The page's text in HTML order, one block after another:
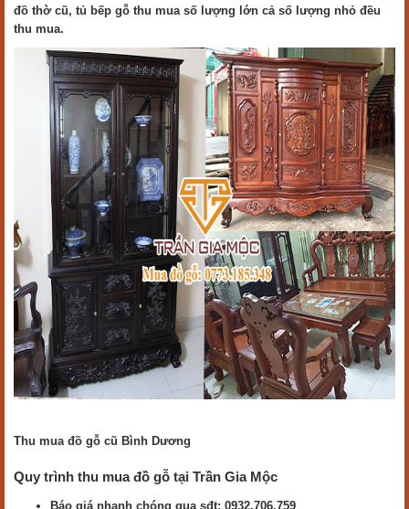
đồ thờ cũ, tủ bếp gỗ thu mua số lượng lớn cả số lượng nhỏ đều
thu mua.
Thu mua đồ gỗ cũ Bình Dương
Quy trình thu mua đồ gỗ tại Trần Gia Mộc
Báo giá nhanh chóng qua sđt: 0932.706.759